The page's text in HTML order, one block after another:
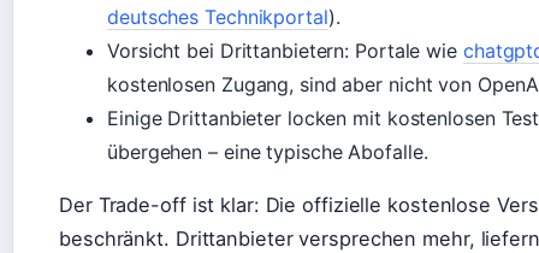
deutsches Technikportal).
Vorsicht bei Drittanbietern: Portale wie
kostenlosen Zugang, sind aber nicht von
Einige Drittanbieter locken mit kostenlosen
übergehen – eine typische Abofalle.
Der Trade-off ist klar: Die offizielle kostenlose
beschränkt. Drittanbieter versprechen mehr,